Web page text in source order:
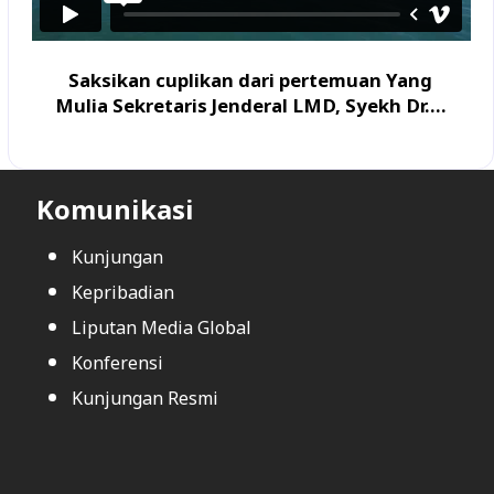
Saksikan cuplikan dari pertemuan Yang
Mulia Sekretaris Jenderal LMD, Syekh Dr....
Komunikasi
Kunjungan
Kepribadian
Liputan Media Global
Konferensi
Kunjungan Resmi